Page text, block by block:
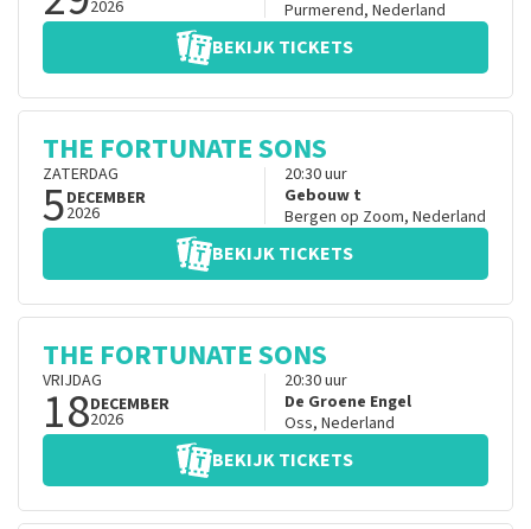
2026
Purmerend, Nederland
BEKIJK TICKETS
THE FORTUNATE SONS
ZATERDAG
5DECEMBER
2026
20:30uur
Gebouw t
Bergen op Zoom, Nederland
BEKIJK TICKETS
THE FORTUNATE SONS
VRIJDAG
18DECEMBER
2026
20:30uur
De Groene Engel
Oss, Nederland
BEKIJK TICKETS